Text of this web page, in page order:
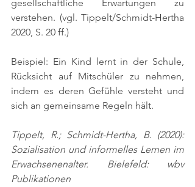
gesellschaftliche Erwartungen zu
verstehen. (vgl. Tippelt/Schmidt-Hertha
2020, S. 20 ff.)
Beispiel: Ein Kind lernt in der Schule,
Rücksicht auf Mitschüler zu nehmen,
indem es deren Gefühle versteht und
sich an gemeinsame Regeln hält.
Tippelt, R.; Schmidt-Hertha, B. (2020):
Sozialisation und informelles Lernen im
Erwachsenenalter. Bielefeld: wbv
Publikationen